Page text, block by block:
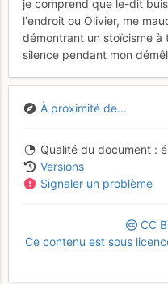
je comprend que le-dit
l'endroit ou Olivier, me
démontrant un stoïcisme
silence pendant mon
À proximité de...
Qualité du document
Versions
Signaler un problème
CC
Ce contenu est sous